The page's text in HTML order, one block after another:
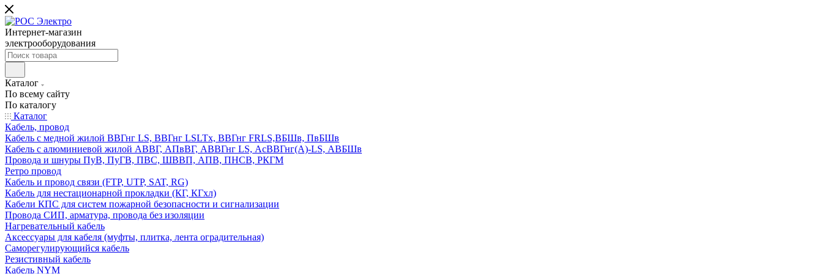
Интернет-магазин
электрооборудования
Каталог
По всему сайту
По каталогу
Каталог
Кабель, провод
Кабель с медной жилой ВВГнг LS, ВВГнг LSLTx, ВВГнг FRLS,ВБШв, ПвБШв
Кабель с алюминиевой жилой АВВГ, АПвВГ, АВВГнг LS, АсВВГнг(А)-LS, АВБШв
Провода и шнуры ПуВ, ПуГВ, ПВС, ШВВП, АПВ, ПНСВ, РКГМ
Ретро провод
Кабель и провод связи (FTP, UTP, SAT, RG)
Кабель для нестационарной прокладки (КГ, КГхл)
Кабели КПС для систем пожарной безопасности и сигнализации
Провода СИП, арматура, провода без изоляции
Нагревательный кабель
Аксессуары для кабеля (муфты, плитка, лента оградительная)
Саморегулирующийся кабель
Резистивный кабель
Кабель NYM